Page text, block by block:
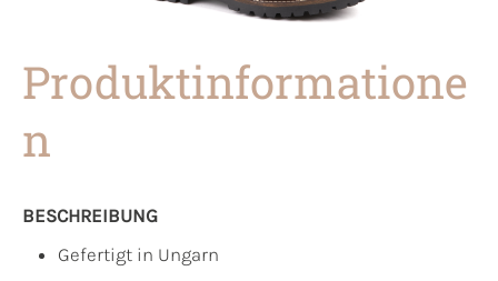
Produktinformatione
n
BESCHREIBUNG
Gefertigt in Ungarn